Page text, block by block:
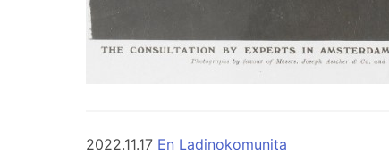
2022.11.17 En Ladinokomunita